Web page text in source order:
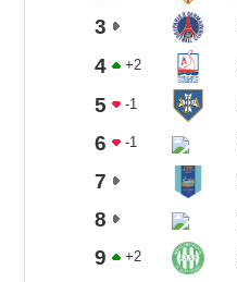
3
4
+2
5
-1
6
-1
7
8
9
+2